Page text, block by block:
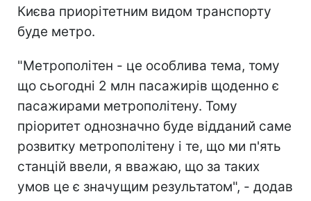
Києва приорітетним видом транспорту
буде метро.
"Метрополітен - це особлива тема, тому
що сьогодні 2 млн пасажирів щоденно є
пасажирами метрополітену. Тому
пріоритет однозначно буде відданий саме
розвитку метрополітену і те, що ми п'ять
станцій ввели, я вважаю, що за таких
умов це є значущим результатом", - додав